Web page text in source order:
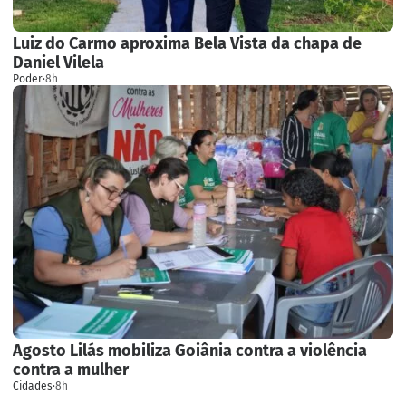
Luiz do Carmo aproxima Bela Vista da chapa de
Daniel Vilela
Poder·8h
Agosto Lilás mobiliza Goiânia contra a violência
contra a mulher
Cidades·8h